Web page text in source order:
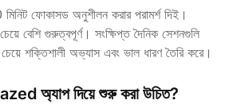
ফোকাসড অনুশীলন করার পরামর্শ দিই।
চেয়ে বেশি গুরুত্বপূর্ণ। সংক্ষিপ্ত দৈনিক সেশনগুলি
চেয়ে শক্তিশালী অভ্যাস এবং ভাল ধারণ তৈরি করে।
অ্যাপ দিয়ে শুরু করা উচিত?